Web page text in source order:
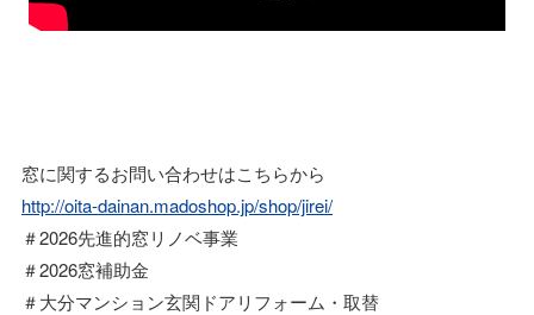
窓に関するお問い合わせはこちらから
http://oita-dainan.madoshop.jp/shop/jirei/
＃2026先進的窓リノベ事業
＃2026窓補助金
＃大分マンション玄関ドアリフォーム・取替